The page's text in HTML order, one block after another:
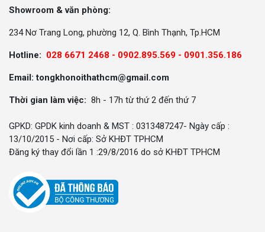
Showroom & văn phòng:
234 Nơ Trang Long, phường 12, Q. Bình Thạnh, Tp.HCM
Hotline: 028 6671 2468 - 0902.895.569 - 0901.356.186
Email: tongkhonoithathcm@gmail.com
Thời gian làm việc: 8h - 17h từ thứ 2 đến thứ 7
GPKD: GPDK kinh doanh & MST : 0313487247- Ngày cấp :
13/10/2015 - Nơi cấp: Sở KHĐT TPHCM
Đăng ký thay đổi lần 1 :29/8/2016 do sở KHĐT TPHCM